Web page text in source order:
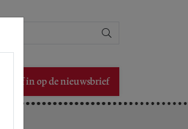
Schrijf in op de nieuwsbrief